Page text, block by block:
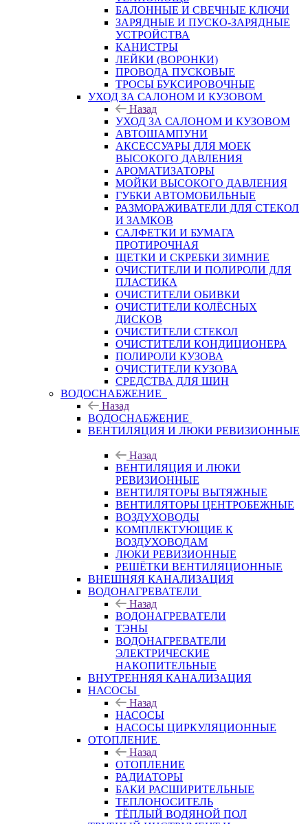
БАЛОННЫЕ И СВЕЧНЫЕ КЛЮЧИ
ЗАРЯДНЫЕ И ПУСКО-ЗАРЯДНЫЕ
УСТРОЙСТВА
КАНИСТРЫ
ЛЕЙКИ (ВОРОНКИ)
ПРОВОДА ПУСКОВЫЕ
ТРОСЫ БУКСИРОВОЧНЫЕ
УХОД ЗА САЛОНОМ И КУЗОВОМ
Назад
УХОД ЗА САЛОНОМ И КУЗОВОМ
АВТОШАМПУНИ
АКСЕССУАРЫ ДЛЯ МОЕК
ВЫСОКОГО ДАВЛЕНИЯ
АРОМАТИЗАТОРЫ
МОЙКИ ВЫСОКОГО ДАВЛЕНИЯ
ГУБКИ АВТОМОБИЛЬНЫЕ
РАЗМОРАЖИВАТЕЛИ ДЛЯ СТЕКОЛ
И ЗАМКОВ
САЛФЕТКИ И БУМАГА
ПРОТИРОЧНАЯ
ЩЕТКИ И СКРЕБКИ ЗИМНИЕ
ОЧИСТИТЕЛИ И ПОЛИРОЛИ ДЛЯ
ПЛАСТИКА
ОЧИСТИТЕЛИ ОБИВКИ
ОЧИСТИТЕЛИ КОЛЁСНЫХ
ДИСКОВ
ОЧИСТИТЕЛИ СТЕКОЛ
ОЧИСТИТЕЛИ КОНДИЦИОНЕРА
ПОЛИРОЛИ КУЗОВА
ОЧИСТИТЕЛИ КУЗОВА
СРЕДСТВА ДЛЯ ШИН
ВОДОСНАБЖЕНИЕ
Назад
ВОДОСНАБЖЕНИЕ
ВЕНТИЛЯЦИЯ И ЛЮКИ РЕВИЗИОННЫЕ
Назад
ВЕНТИЛЯЦИЯ И ЛЮКИ
РЕВИЗИОННЫЕ
ВЕНТИЛЯТОРЫ ВЫТЯЖНЫЕ
ВЕНТИЛЯТОРЫ ЦЕНТРОБЕЖНЫЕ
ВОЗДУХОВОДЫ
КОМПЛЕКТУЮЩИЕ К
ВОЗДУХОВОДАМ
ЛЮКИ РЕВИЗИОННЫЕ
РЕШЁТКИ ВЕНТИЛЯЦИОННЫЕ
ВНЕШНЯЯ КАНАЛИЗАЦИЯ
ВОДОНАГРЕВАТЕЛИ
Назад
ВОДОНАГРЕВАТЕЛИ
ТЭНЫ
ВОДОНАГРЕВАТЕЛИ
ЭЛЕКТРИЧЕСКИЕ
НАКОПИТЕЛЬНЫЕ
ВНУТРЕННЯЯ КАНАЛИЗАЦИЯ
НАСОСЫ
Назад
НАСОСЫ
НАСОСЫ ЦИРКУЛЯЦИОННЫЕ
ОТОПЛЕНИЕ
Назад
ОТОПЛЕНИЕ
РАДИАТОРЫ
БАКИ РАСШИРИТЕЛЬНЫЕ
ТЕПЛОНОСИТЕЛЬ
ТЁПЛЫЙ ВОДЯНОЙ ПОЛ